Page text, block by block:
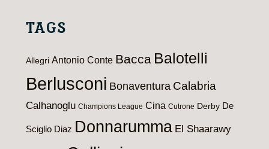
TAGS
Allegri Antonio Conte Bacca Balotelli
Berlusconi Bonaventura Calabria
Calhanoglu Champions League Cina Cutrone Derby De
Sciglio Diaz Donnarumma El Shaarawy